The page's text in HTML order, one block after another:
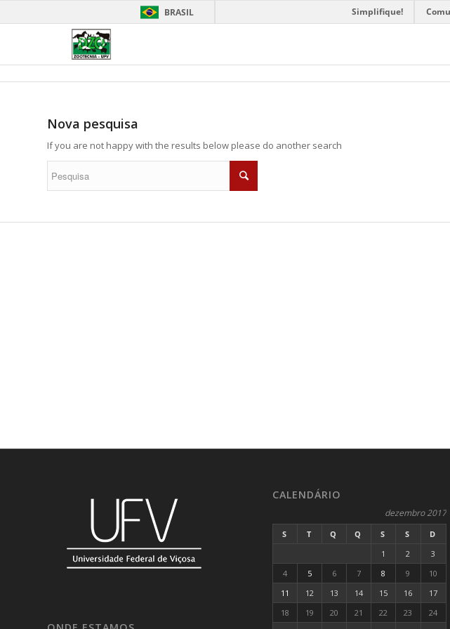
BRASIL Simplifique!
Nova pesquisa
If you are not happy with the results below please do another search
CALENDÁRIO
dezembro 2017
S T Q Q S S
D
1
2
3
4
5 6 7 8 9
10
11
12 13 14 15 16
17
18
19 20 21 22 23
24